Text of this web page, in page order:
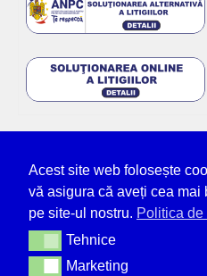
Acest site web folosește
vă asigura că aveți cea mai
pe site-ul nostru. Politica
TehniceTehnice
MarketingMarketing